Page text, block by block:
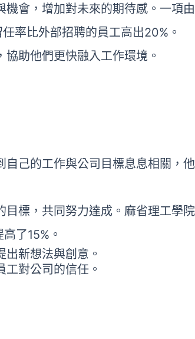
會，增加對未來的期待感。一項由
率比外部招聘的員工高出20%。
助他們更快融入工作環境。
己的工作與公司目標息息相關，他
標，共同努力達成。麻省理工學院
了15%。
新想法與創意。
對公司的信任。